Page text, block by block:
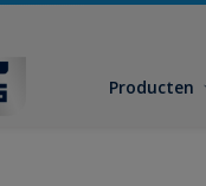
Producten